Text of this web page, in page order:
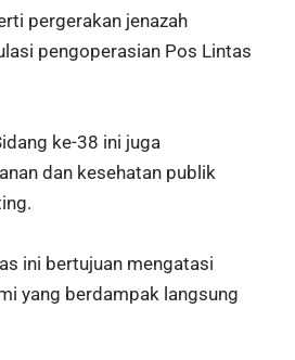
pergerakan jenazah
pengoperasian Pos Lintas
ke-38 ini juga
dan kesehatan publik
ini bertujuan mengatasi
yang berdampak langsung